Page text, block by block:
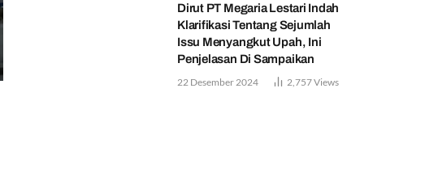
Dirut PT Megaria Lestari Indah
Klarifikasi Tentang Sejumlah
Issu Menyangkut Upah, Ini
Penjelasan Di Sampaikan
22 Desember 2024 2,757Views